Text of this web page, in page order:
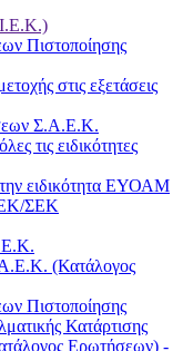
Πιστοποίησης
στις εξετάσεις
Σ.Α.Ε.Κ.
τις ειδικότητες
ειδικότητα ΕΥΟΑΜ
ΣΕΚ
(Κατάλογος
Πιστοποίησης
Κατάρτισης
Ερωτήσεων) -